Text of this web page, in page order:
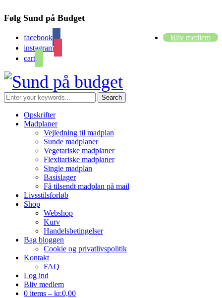
Følg Sund på Budget
facebook
instagram
cart
Bliv medlem
Opskrifter
Madplaner
Vejledning til madplan
Sunde madplaner
Vegetariske madplaner
Flexitariske madplaner
Single madplan
Basislager
Få tilsendt madplan på mail
Livsstilsforløb
Shop
Webshop
Kurv
Handelsbetingelser
Bag bloggen
Cookie og privatlivspolitik
Kontakt
FAQ
Log ind
Bliv medlem
0 items – kr.0,00